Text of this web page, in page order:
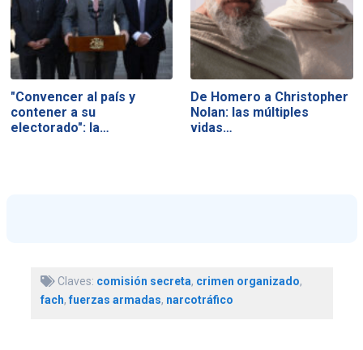
"Convencer al país y
contener a su
electorado": la…
De Homero a Christopher
Nolan: las múltiples
vidas…
Claves: comisión secreta, crimen organizado,
fach,fuerzas armadas, narcotráfico